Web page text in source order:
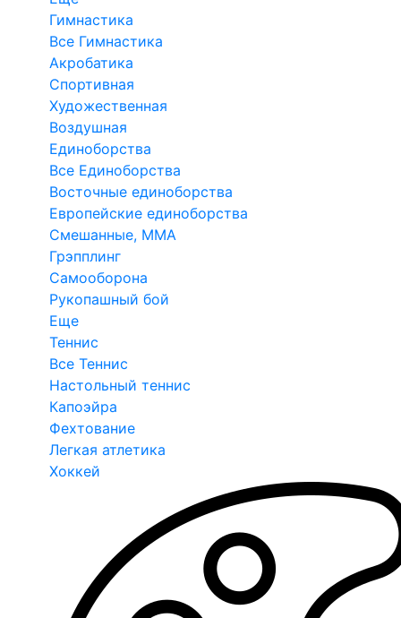
Гимнастика
Все Гимнастика
Акробатика
Спортивная
Художественная
Воздушная
Единоборства
Все Единоборства
Восточные единоборства
Европейские единоборства
Смешанные, ММА
Грэпплинг
Самооборона
Рукопашный бой
Еще
Теннис
Все Теннис
Настольный теннис
Капоэйра
Фехтование
Легкая атлетика
Хоккей